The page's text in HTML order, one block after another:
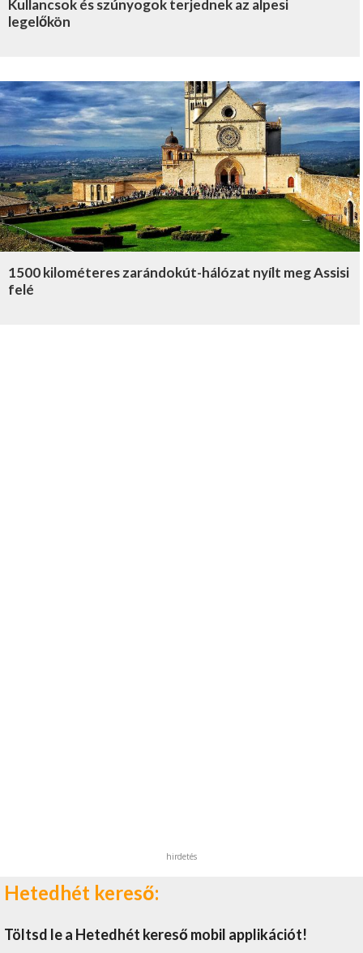
Kullancsok és szúnyogok terjednek az alpesi
legelőkön
1500 kilométeres zarándokút-hálózat nyílt meg Assisi
felé
hirdetés
Hetedhét kereső:
Töltsd le a Hetedhét kereső mobil applikációt!